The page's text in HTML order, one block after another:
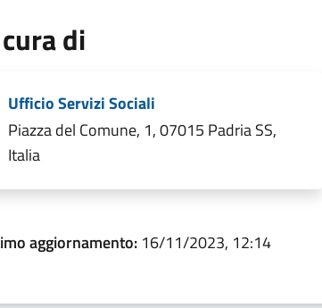
di
Ufficio Servizi Sociali
Piazza del Comune, 1, 07015 Padria SS,
Italia
aggiornamento: 16/11/2023, 12:14